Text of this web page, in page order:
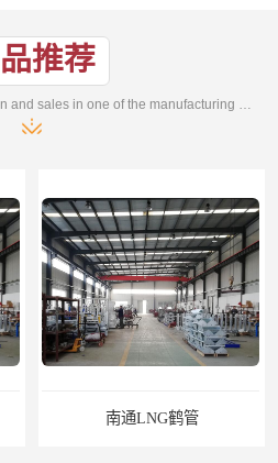
推荐
Development, design, production and sales in one of the manufacturing enterprises